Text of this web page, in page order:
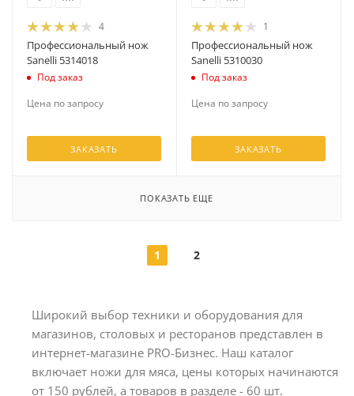
4
Профессиональный нож
Sanelli 5314018
Под заказ
Цена по запросу
ЗАКАЗАТЬ
1
Профессиональный нож
Sanelli 5310030
Под заказ
Цена по запросу
ЗАКАЗАТЬ
ПОКАЗАТЬ ЕЩЕ
1 2
Широкий выбор техники и оборудования для
магазинов, столовых и ресторанов представлен в
интернет-магазине PRO-Бизнес. Наш каталог
включает ножи для мяса, цены которых начинаются
от 150 рублей, а товаров в разделе - 60 шт.